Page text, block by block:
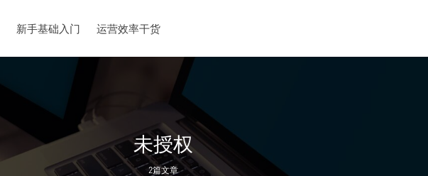
新手基础入门 运营效率干货
未授权
2篇文章